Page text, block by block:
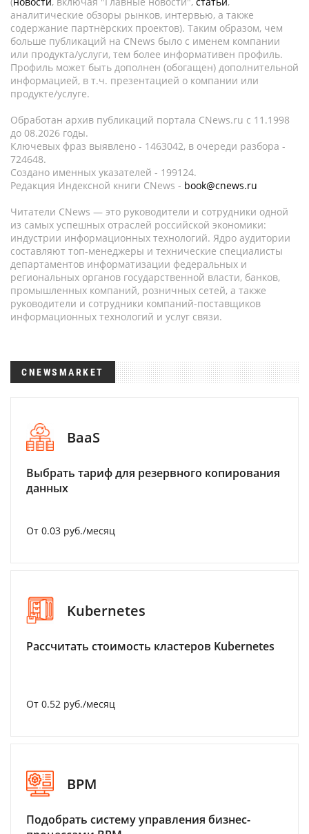
аналитические обзоры рынков, интервью, а также
содержание партнёрских проектов). Таким образом, чем
больше публикаций на CNews было с именем компании
или продукта/услуги, тем более информативен профиль.
Профиль может быть дополнен (обогащен) дополнительной
информацией, в т.ч. презентацией о компании или
продукте/услуге.
Обработан архив публикаций портала CNews.ru c 11.1998
до 08.2026 годы.
Ключевых фраз выявлено - 1463042, в очереди разбора -
724648.
Создано именных указателей - 199124.
Редакция Индексной книги CNews - book@cnews.ru
Читатели CNews — это руководители и сотрудники одной
из самых успешных отраслей российской экономики:
индустрии информационных технологий. Ядро аудитории
составляют топ-менеджеры и технические специалисты
департаментов информатизации федеральных и
региональных органов государственной власти, банков,
промышленных компаний, розничных сетей, а также
руководители и сотрудники компаний-поставщиков
информационных технологий и услуг связи.
CNEWSMARKET
BaaS
Выбрать тариф для резервного копирования
данных
От 0.03 руб./месяц
Kubernetes
Рассчитать стоимость кластеров Kubernetes
От 0.52 руб./месяц
BPM
Подобрать систему управления бизнес-